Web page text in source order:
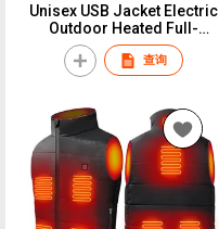
Unisex USB Jacket Electric
Outdoor Heated Full-
Zipper Sweater
查询